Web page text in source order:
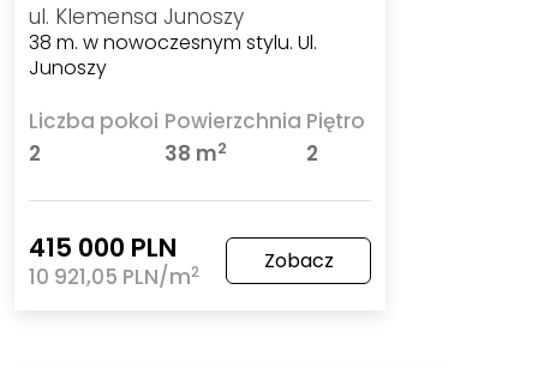
ul. Klemensa Junoszy
38 m. w nowoczesnym stylu. Ul.
Junoszy
Liczba pokoi
2
Powierzchnia
38 m2
Piętro
2
415 000 PLN
10 921,05 PLN/m2 Zobacz